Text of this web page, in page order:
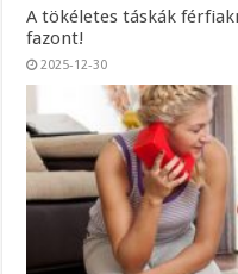
A tökéletes táskák
fazont!
2025-12-30